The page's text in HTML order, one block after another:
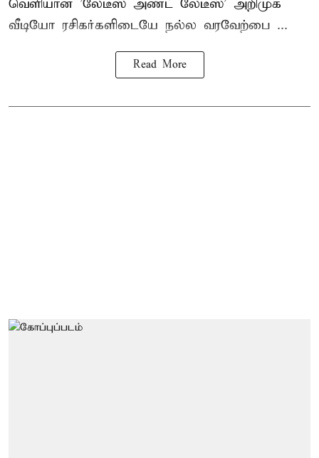
வெளியான 'லேடீஸ் அண்ட் லேடீஸ்' அறிமுக
வீடியோ ரசிகர்களிடையே நல்ல வரவேற்பை ...
Read More